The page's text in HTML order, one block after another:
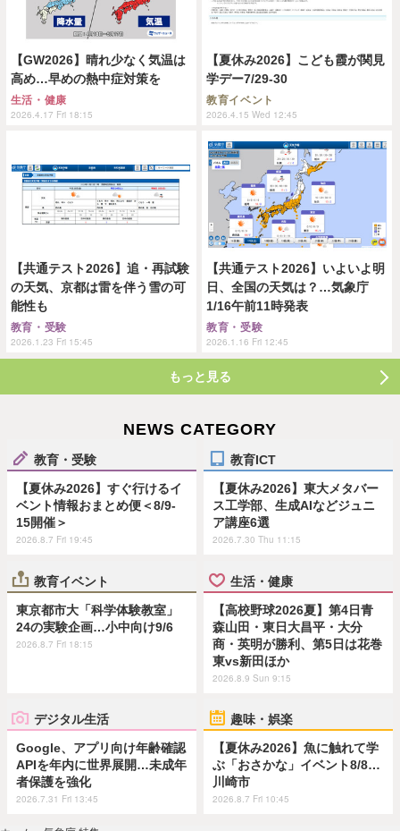
【GW2026】晴れ少なく気温は
高め…早めの熱中症対策を
生活・健康
2026.4.17 Fri 18:15
【夏休み2026】こども霞が関見
学デー7/29-30
教育イベント
2026.4.15 Wed 12:45
【共通テスト2026】追・再試験
の天気、京都は雷を伴う雪の可
能性も
教育・受験
2026.1.23 Fri 15:45
【共通テスト2026】いよいよ明
日、全国の天気は？…気象庁
1/16午前11時発表
教育・受験
2026.1.16 Fri 12:45
もっと見る
NEWS CATEGORY
教育・受験
【夏休み2026】すぐ行けるイ
ベント情報おまとめ便＜8/9-
15開催＞
2026.8.7 Fri 19:45
教育ICT
【夏休み2026】東大メタバー
ス工学部、生成AIなどジュニ
ア講座6選
2026.7.30 Thu 11:15
教育イベント
東京都市大「科学体験教室」
24の実験企画…小中向け9/6
2026.8.7 Fri 18:15
生活・健康
【高校野球2026夏】第4日青
森山田・東日大昌平・大分
商・英明が勝利、第5日は花巻
東vs新田ほか
2026.8.9 Sun 9:15
デジタル生活
Google、アプリ向け年齢確認
APIを年内に世界展開…未成年
者保護を強化
2026.7.31 Fri 13:45
趣味・娯楽
【夏休み2026】魚に触れて学
ぶ「おさかな」イベント8/8…
川崎市
2026.8.7 Fri 10:45